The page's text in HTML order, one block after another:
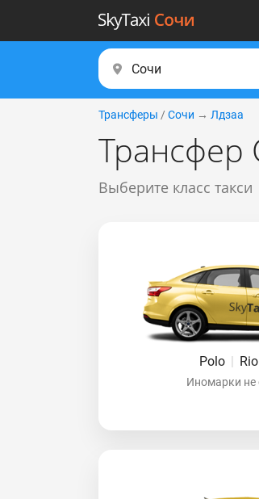
Трансферы / Сочи → Лдзаа
Трансфер
Выберите класс такси
Polo | Rio
Иномарки не